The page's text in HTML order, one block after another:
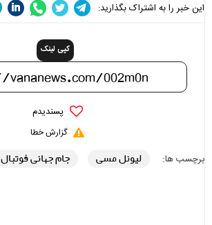
این خبر را به اشتراک بگذارید:
کپی لینک
پسندیدم
گزارش خطا
برچسب ها: لیونل مسی جام جهانی فوتبال